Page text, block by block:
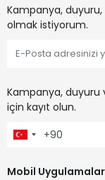
Kampanya,
olmak istiyorum.
Kampanya, duyuru
için kayıt olun.
Mobil